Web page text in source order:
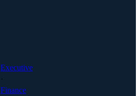
Executive
·
Finance